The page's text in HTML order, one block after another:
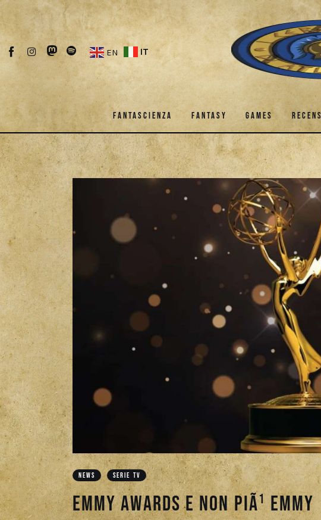
EN IT
FANTASCIENZA FANTASY GAMES
FANTASCIENZA FANTASY GAMES
Fantascienza
Fantasy
Recensioni
Libri e fumetti
Cercatori
Download
NEWS SERIE TV
Emmy Awards e non piÃ¹ Emmy